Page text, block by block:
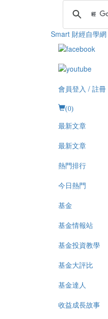
Smart 財經自學網
會員登入 / 註冊
(0)
最新文章
最新文章
熱門排行
今日熱門
基金
基金情報站
基金投資教學
基金大評比
基金達人
收益成長故事